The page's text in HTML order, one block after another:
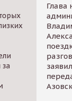
за
Глава